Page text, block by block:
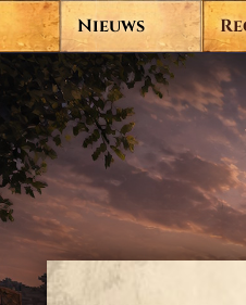
Nieuws